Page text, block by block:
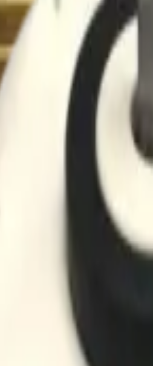
Para aire
tipo bomba de calor.
Acondicionado LG
OEM diseñado para conectar
y sensores, garantizando